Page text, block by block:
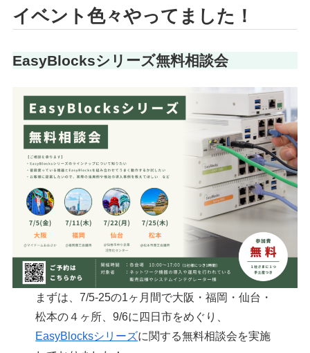
イベント色々やってました！
EasyBlocksシリーズ無料相談会
まずは、7/5-25の1ヶ月間で大阪・福岡・仙台・
松本の４ヶ所、9/6に四日市をめぐり、
EasyBlocksシリーズに関する無料相談会を実施